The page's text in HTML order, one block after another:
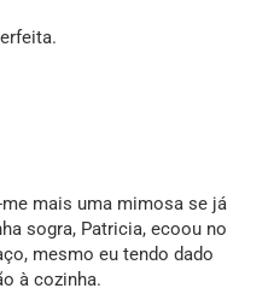
me mais uma mimosa se já
sogra, Patricia, ecoou no
mesmo eu tendo dado
à cozinha.